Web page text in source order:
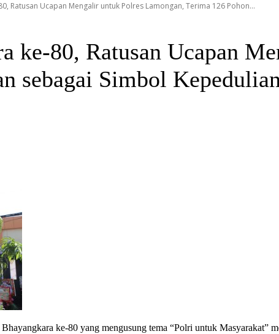
Ratusan Ucapan Mengalir untuk Polres Lamongan, Terima 126 Pohon...
ke-80, Ratusan Ucapan
sebagai Simbol
ke-80 yang mengusung tema “Polri untuk Masyarakat”